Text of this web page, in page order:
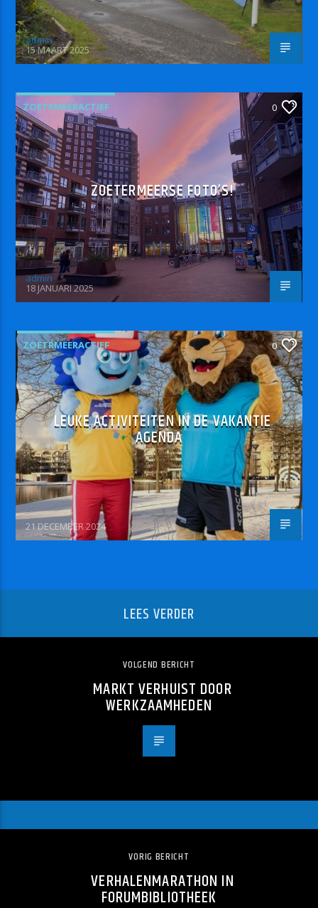
admin
15 MAART 2025
ZOETRMEERACTIEF 0
ZOETERMEERSE FOTO’S!
admin
18 JANUARI 2025
ZOETRMEERACTIEF 0
LEUKE ACTIVITEITEN IN DE VAKANTIE
AGENDA
21 DECEMBER 2024
LEES VERDER
VOLGEND BERICHT
MARKT VERHUIST DOOR
WERKZAAMHEDEN
VORIG BERICHT
VERHALENMARATHON IN
FORUMBIBLIOTHEEK